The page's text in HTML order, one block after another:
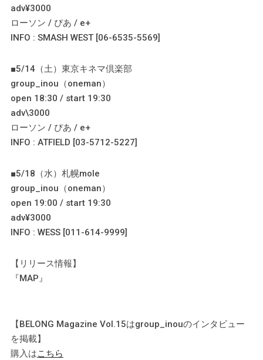
adv¥3000
ローソン / ぴあ / e+
INFO : SMASH WEST [06-6535-5569]
■5/14（土）東京キネマ倶楽部
group_inou（oneman）
open 18:30 / start 19:30
adv\3000
ローソン / ぴあ / e+
INFO : ATFIELD [03-5712-5227]
■5/18（水）札幌mole
group_inou（oneman）
open 19:00 / start 19:30
adv¥3000
INFO : WESS [011-614-9999]
【リリース情報】
『MAP』
【BELONG Magazine Vol.15はgroup_inouのインタビュー
を掲載】
購入はこちら